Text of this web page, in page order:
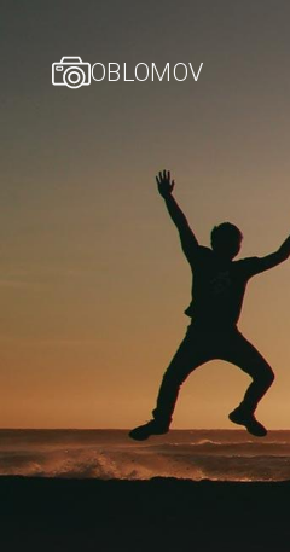
OBLOMOV